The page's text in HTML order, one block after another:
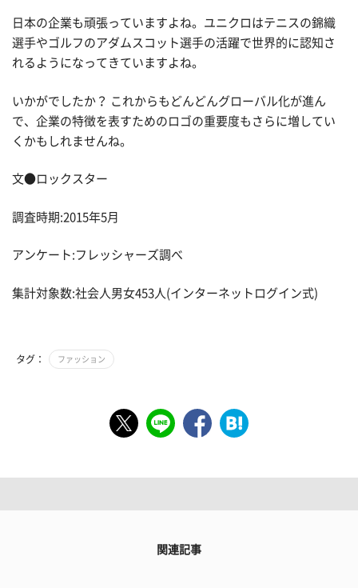
日本の企業も頑張っていますよね。ユニクロはテニスの錦織
選手やゴルフのアダムスコット選手の活躍で世界的に認知さ
れるようになってきていますよね。
いかがでしたか？ これからもどんどんグローバル化が進ん
で、企業の特徴を表すためのロゴの重要度もさらに増してい
くかもしれませんね。
文●ロックスター
調査時期:2015年5月
アンケート:フレッシャーズ調べ
集計対象数:社会人男女453人(インターネットログイン式)
タグ： ファッション
関連記事